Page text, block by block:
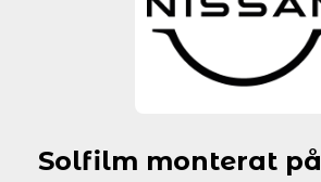
Solfilm monterat på